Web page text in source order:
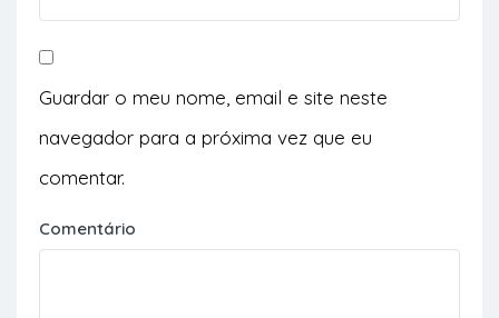
Guardar o meu nome, email e site neste
navegador para a próxima vez que eu
comentar.
Comentário